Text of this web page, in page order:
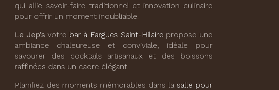
qui allie savoir-faire traditionnel et innovation culinaire
pour offrir un moment inoubliable.
Le Jep’svotre bar à Fargues Saint-Hilaire propose une
ambiance chaleureuse et conviviale, idéale pour
savourer des cocktails artisanaux et des boissons
raffinées dans un cadre élégant.
Planifiez des moments mémorables dans la salle pour